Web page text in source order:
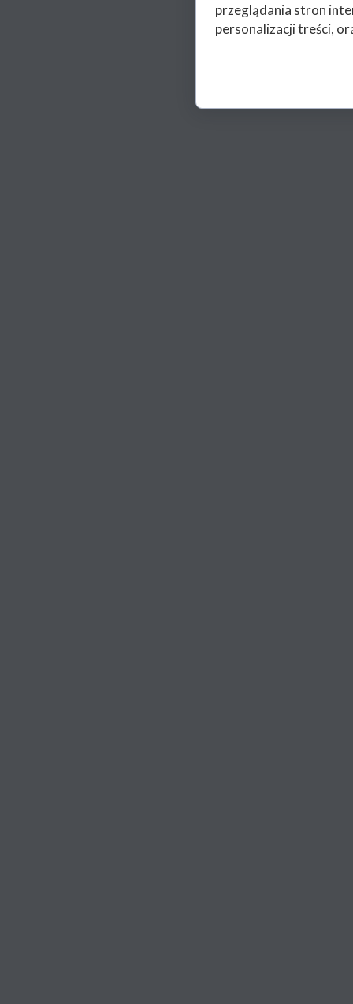
przeglądania stron
personalizacji treści,